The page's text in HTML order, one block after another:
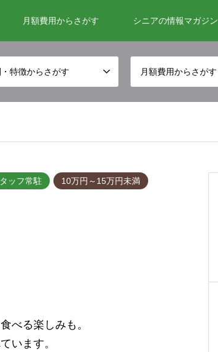
月額費用からさがす シニアの情報マガジン
特徴からさがす 月額費用からさがす
ッフ常駐 10万円～15万円未満
べる楽しみも。
います。